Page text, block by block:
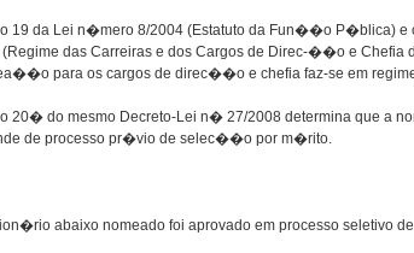
19 da Lei n�mero 8/2004 (Estatuto da Fun��o P�blica)
(Regime das Carreiras e dos Cargos de Direc-��o e
para os cargos de direc��o e chefia faz-se em
20� do mesmo Decreto-Lei n� 27/2008 determina que a
de processo pr�vio de selec��o por m�rito.
abaixo nomeado foi aprovado em processo seletivo